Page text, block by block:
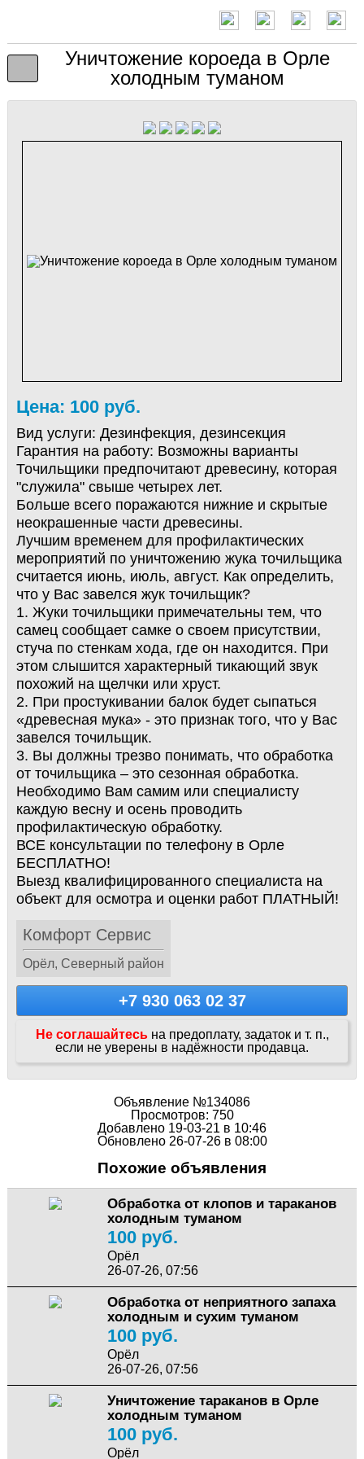
Уничтожение короеда в Орле
холодным туманом
Цена: 100 руб.
Вид услуги: Дезинфекция, дезинсекция
Гарантия на работу: Возможны варианты
Точильщики предпочитают древесину, которая
"служила" свыше четырех лет.
Больше всего поражаются нижние и скрытые
неокрашенные части древесины.
Лучшим временем для профилактических
мероприятий по уничтожению жука точильщика
считается июнь, июль, август. Как определить,
что у Вас завелся жук точильщик?
1. Жуки точильщики примечательны тем, что
самец сообщает самке о своем присутствии,
стуча по стенкам хода, где он находится. При
этом слышится характерный тикающий звук
похожий на щелчки или хруст.
2. При простукивании балок будет сыпаться
«древесная мука» - это признак того, что у Вас
завелся точильщик.
3. Вы должны трезво понимать, что обработка
от точильщика – это сезонная обработка.
Необходимо Вам самим или специалисту
каждую весну и осень проводить
профилактическую обработку.
ВСЕ консультации по телефону в Орле
БЕСПЛАТНО!
Выезд квалифицированного специалиста на
объект для осмотра и оценки работ ПЛАТНЫЙ!
Комфорт Сервис
Орёл, Северный район
+7 930 063 02 37
Не соглашайтесь на предоплату, задаток и т. п.,
если не уверены в надёжности продавца.
Объявление №134086
Просмотров: 750
Добавлено 19-03-21 в 10:46
Обновлено 26-07-26 в 08:00
Похожие объявления
Обработка от клопов и тараканов
холодным туманом
100 руб.
Орёл
26-07-26, 07:56
Обработка от неприятного запаха
холодным и сухим туманом
100 руб.
Орёл
26-07-26, 07:56
Уничтожение тараканов в Орле
холодным туманом
100 руб.
Орёл